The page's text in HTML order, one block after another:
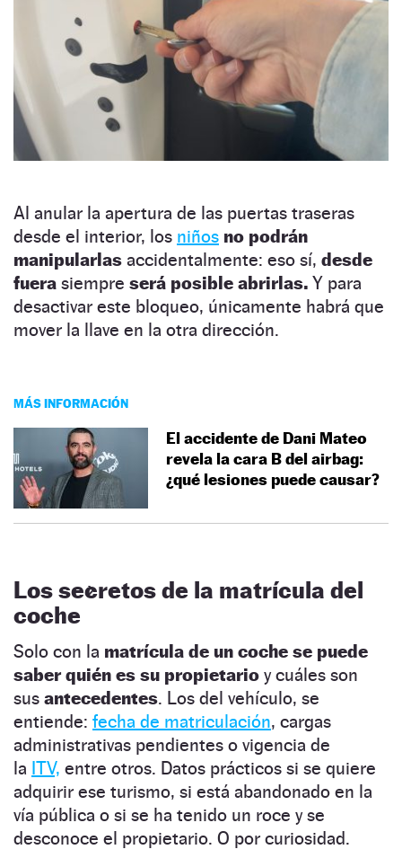
Al anular la apertura de las puertas traseras
desde el interior, los niños no podrán
manipularlas accidentalmente: eso sí, desde
fuera siempre será posible abrirlas. Y para
desactivar este bloqueo, únicamente habrá que
mover la llave en la otra dirección.
MÁS INFORMACIÓN
El accidente de Dani Mateo
revela la cara B del airbag:
¿qué lesiones puede causar?
Los secretos de la matrícula del
coche
Solo con la matrícula de un coche se puede
saber quién es su propietario y cuáles son
sus antecedentes. Los del vehículo, se
entiende: fecha de matriculación, cargas
administrativas pendientes o vigencia de
la ITV, entre otros. Datos prácticos si se quiere
adquirir ese turismo, si está abandonado en la
vía pública o si se ha tenido un roce y se
desconoce el propietario. O por curiosidad.